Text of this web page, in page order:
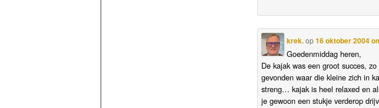
krek.op16 oktober 2004
Goedenmiddag heren,
De kajak was een groot succes,
gevonden waar die kleine zich in
streng… kajak is heel relaxed en
je gewoon een stukje verderop